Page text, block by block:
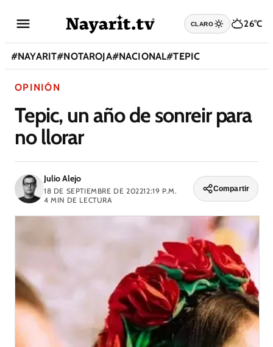
CLARO 26°C
#NAYARIT#NOTAROJA#NACIONAL#TEPIC
OPINIÓN
Tepic, un año de sonreir para
no llorar
Julio Alejo
18 DE SEPTIEMBRE DE 202212:19 P.M.
4 MIN DE LECTURA
Compartir